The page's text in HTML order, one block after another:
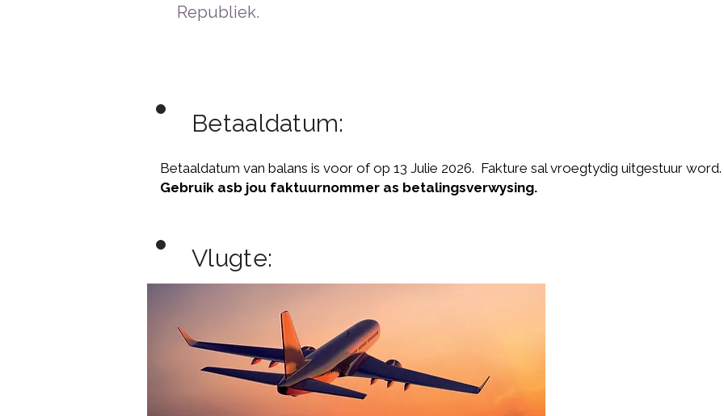
Republiek.
Betaaldatum:
Betaaldatum van balans is voor of op 13 Julie 2026. Fakture sal vroegtydig uitgestuur word.
Gebruik asb jou faktuurnommer as betalingsverwysing.
Vlugte: